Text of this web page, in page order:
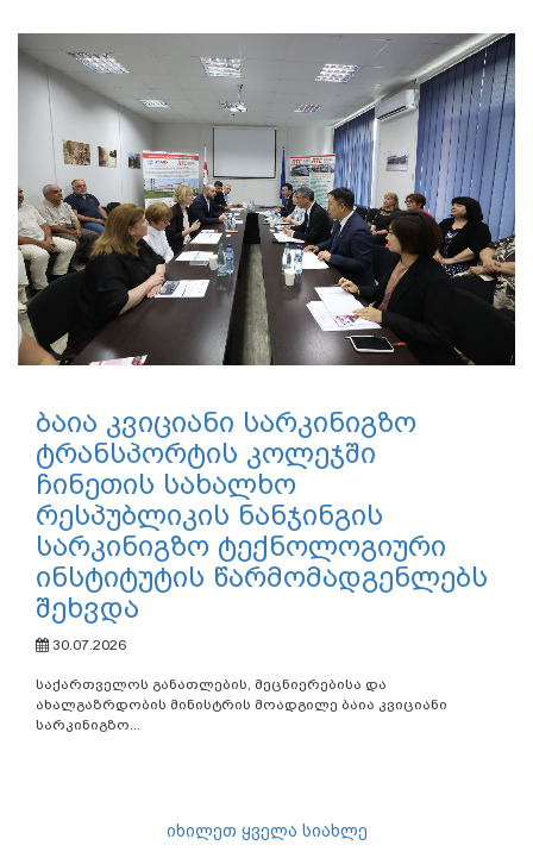
ბაია კვიციანი სარკინიგზო
ტრანსპორტის კოლეჯში
ჩინეთის სახალხო
რესპუბლიკის ნანჯინგის
სარკინიგზო ტექნოლოგიური
ინსტიტუტის წარმომადგენლებს
შეხვდა
30.07.2026
საქართველოს განათლების, მეცნიერებისა და
ახალგაზრდობის მინისტრის მოადგილე ბაია კვიციანი
სარკინიგზო...
იხილეთ ყველა სიახლე